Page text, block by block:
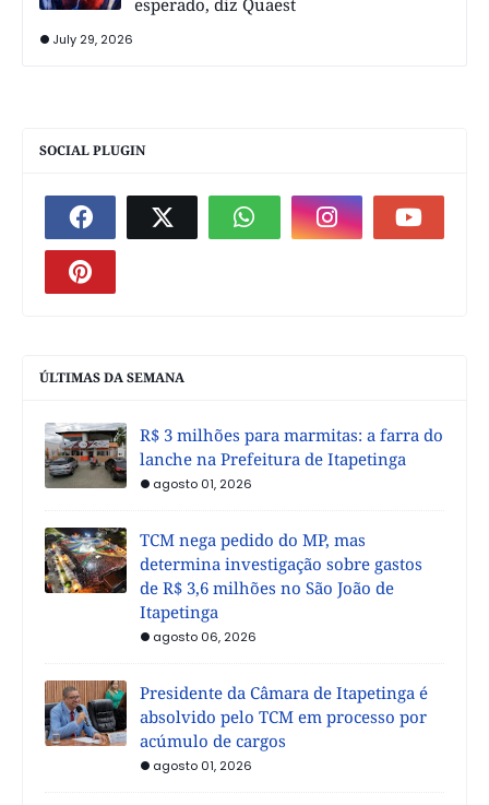
July 29, 2026
SOCIAL PLUGIN
ÚLTIMAS DA SEMANA
R$ 3 milhões para marmitas: a farra do
lanche na Prefeitura de Itapetinga
agosto 01, 2026
TCM nega pedido do MP, mas
determina investigação sobre gastos
de R$ 3,6 milhões no São João de
Itapetinga
agosto 06, 2026
Presidente da Câmara de Itapetinga é
absolvido pelo TCM em processo por
acúmulo de cargos
agosto 01, 2026